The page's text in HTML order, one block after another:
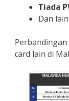
Tiada
Dan
card lain di